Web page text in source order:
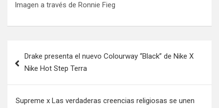
Imagen a través de Ronnie Fieg
navigation
Drake presenta el nuevo Colourway “Black” de Nike X
Nike Hot Step Terra
Supreme x Las verdaderas creencias religiosas se unen